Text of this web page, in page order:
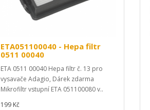
ETA051100040 - Hepa filtr
0511 00040
ETA 0511 00040 Hepa filtr č. 13 pro
vysavače Adagio, Dárek zdarma
Mikrofiltr vstupní ETA 051100080 v..
199 Kč